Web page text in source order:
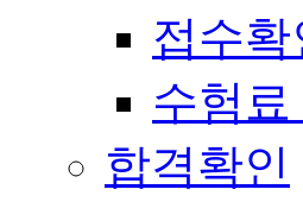
접수
수험료
합격확인